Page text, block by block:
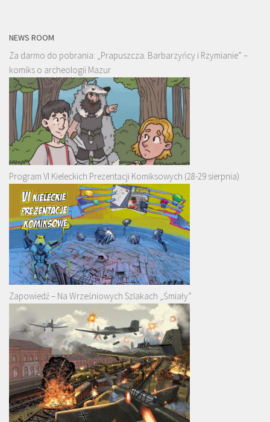
NEWS ROOM
Za darmo do pobrania: „Prapuszcza. Barbarzyńcy i Rzymianie” –
komiks o archeologii Mazur
Program VI Kieleckich Prezentacji Komiksowych (28-29 sierpnia)
Zapowiedź – Na Wrześniowych Szlakach „Śmiały”